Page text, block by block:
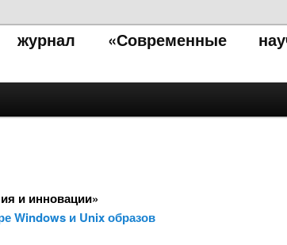
журнал «Современные
и инновации»
Windows и Unix образов